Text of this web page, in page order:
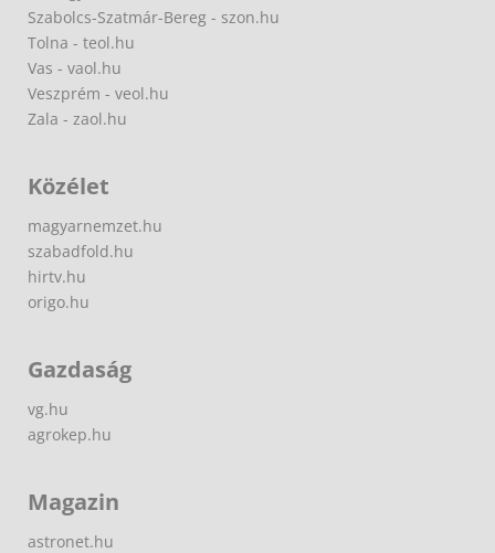
Szabolcs-Szatmár-Bereg - szon.hu
Tolna - teol.hu
Vas - vaol.hu
Veszprém - veol.hu
Zala - zaol.hu
Közélet
magyarnemzet.hu
szabadfold.hu
hirtv.hu
origo.hu
Gazdaság
vg.hu
agrokep.hu
Magazin
astronet.hu